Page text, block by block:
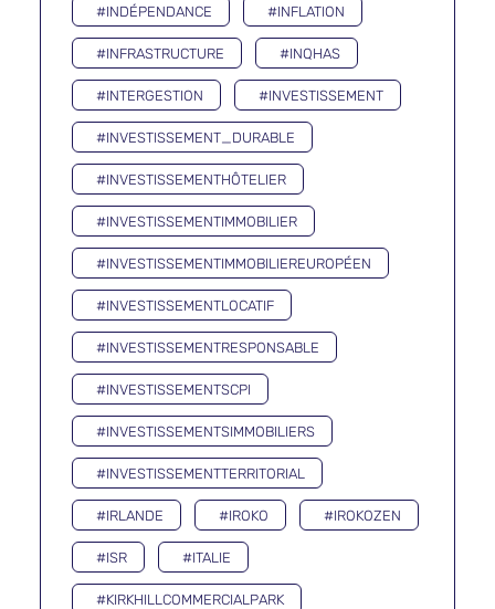
#INDÉPENDANCE #INFLATION
#INFRASTRUCTURE #INQHAS
#INTERGESTION #INVESTISSEMENT
#INVESTISSEMENT_DURABLE
#INVESTISSEMENTHÔTELIER
#INVESTISSEMENTIMMOBILIER
#INVESTISSEMENTIMMOBILIEREUROPÉEN
#INVESTISSEMENTLOCATIF
#INVESTISSEMENTRESPONSABLE
#INVESTISSEMENTSCPI
#INVESTISSEMENTSIMMOBILIERS
#INVESTISSEMENTTERRITORIAL
#IRLANDE #IROKO #IROKOZEN
#ISR #ITALIE
#KIRKHILLCOMMERCIALPARK